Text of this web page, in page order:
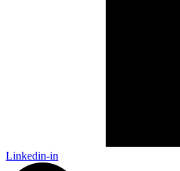
Linkedin-in